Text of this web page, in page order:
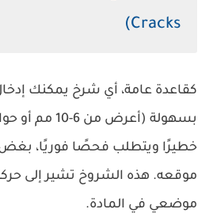
Cracks)
كقاعدة عامة، أي شرخ يمكنك
بسهولة (أعرض
خطيرًا ويتطلب فحصًا فوريًا،
موقعه. هذه الشروخ تشير إلى
موضعي في المادة.